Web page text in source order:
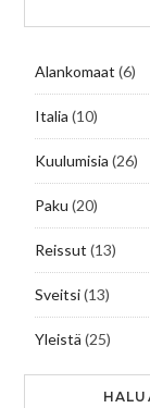
Alankomaat (6)
Italia (10)
Kuulumisia (26)
Paku (20)
Reissut (13)
Sveitsi(13)
Yleistä (25)